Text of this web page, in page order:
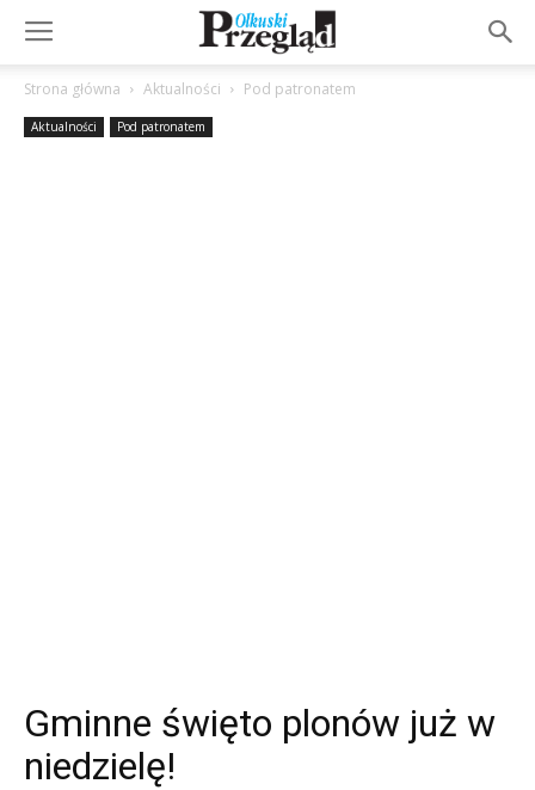
Strona główna Aktualności Pod patronatem
Aktualności Pod patronatem
Gminne święto plonów już w
niedzielę!